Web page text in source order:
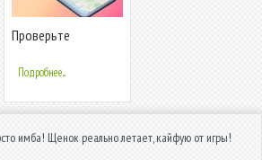
Проверьте
номера телефона
Подробнее...
имба! Щенок реально летает, кайфую от игры!